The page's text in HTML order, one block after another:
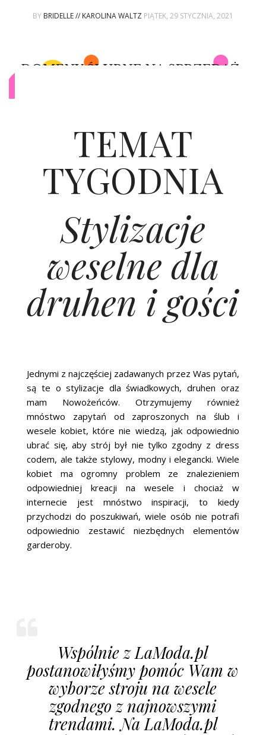
BY BRIDELLE // KAROLINA WALTZ PIĄTEK, 29 STYCZNIA, 2021
TEMAT
TYGODNIA
Stylizacje
weselne dla
druhen i gości
Jednymi z najczęściej zadawanych przez Was pytań,
są te o stylizacje dla świadkowych, druhen oraz
mam Nowożeńców. Otrzymujemy również
mnóstwo zapytań od zaproszonych na ślub i
wesele kobiet, które nie wiedzą, jak odpowiednio
ubrać się, aby strój był nie tylko zgodny z dress
codem, ale także stylowy, modny i elegancki. Wiele
kobiet ma ogromny problem ze znalezieniem
odpowiedniej kreacji na wesele i chociaż w
internecie jest mnóstwo inspiracji, to kiedy
przychodzi do poszukiwań, wiele osób nie potrafi
odpowiednio zestawić niezbędnych elementów
garderoby.
Wspólnie z LaModa.pl
postanowiłyśmy pomóc Wam w
wyborze stroju na wesele
zgodnego z najnowszymi
trendami. Na LaModa.pl